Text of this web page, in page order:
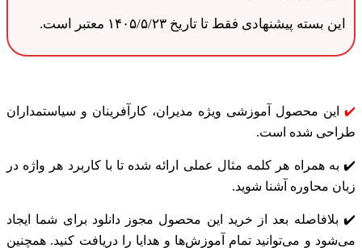
این بسته پیشنهادی فقط تا تاریخ ۱۴۰۵/۵/۲۳ معتبر است.
✔️
این محصول آموزشی ویژه مدیران، کارآفرینان و سیاستمداران
طراحی شده است.
✔️ به همراه هر کلمه مثال عملی ارائه شده تا با کاربرد هر واژه در
زبان محاوره آشنا شوید.
✔️ بلافاصله بعد از خرید این محصول مجوز دانلود برای شما ایجاد
می‌شود و می‌توانید تمام آموزش‌ها و هدایا را دریافت کنید. همچنین